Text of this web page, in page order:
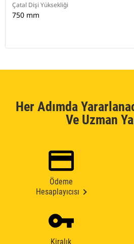
Çatal Dişi Yüksekliği
750 mm
Her Adımda
Ve Uzman
Ödeme
Hesaplayıcısı
Kiralık